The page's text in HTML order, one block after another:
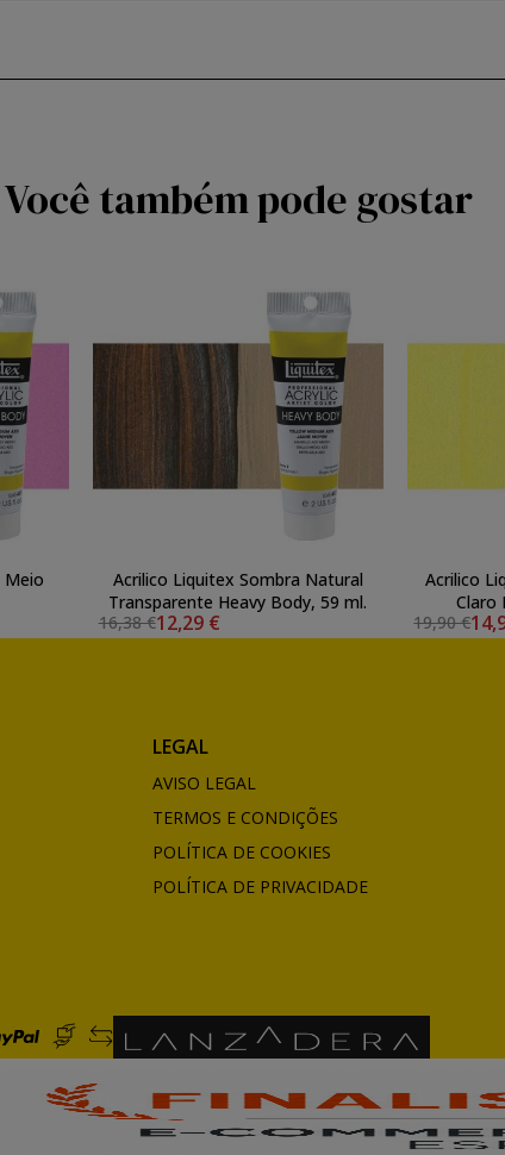
Você também pode gostar
Meio
Acrilico Liquitex Sombra Natural
Transparente Heavy Body, 59 ml.
16,38 €12,29 €
Acrilico
Claro
19,90 €
LEGAL
AVISO LEGAL
TERMOS E CONDIÇÕES
POLÍTICA DE COOKIES
POLÍTICA DE PRIVACIDADE